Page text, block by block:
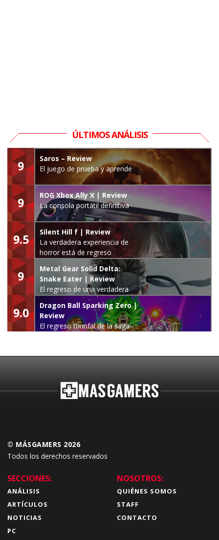
ÚLTIMOS ANÁLISIS
9
Saros – Review
El juego de prueba y aprende
9
ROG Xbox Ally X | Review
La consola portátil definitiva
9.5
Silent Hill f | Review
La verdadera experiencia de
horror está de regreso
9
Metal Gear Solid Delta:
Snake Eater | Review
El regreso de una verdadera
leyenda
9.0
Dragon Ball Sparking Zero |
Review
El regreso triunfal de la saga
© MÁSGAMERS 2026
Todos los derechos reservados
SECCIONES:
ANÁLISIS
ARTÍCULOS
NOTICIAS
PC
NOSOTROS:
QUIÉNES SOMOS
STAFF
CONTACTO